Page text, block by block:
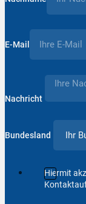
E-Mail
Nachricht
Bundesland
Hiermit